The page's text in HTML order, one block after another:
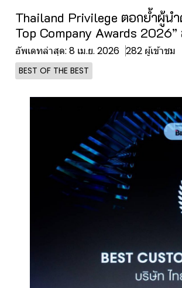
Thailand Privilege ตอกย้ำผู้น
Top Company Awards
อัพเดทล่าสุด: 8 เม.ย. 2026 282 ผู้เข้าชม
BEST OF THE BEST